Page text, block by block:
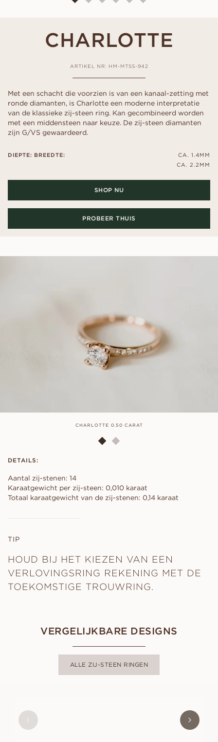
CHARLOTTE
ARTIKEL NR: HM-MTSS-942
Met een schacht die voorzien is van een kanaal-zetting met
ronde diamanten, is Charlotte een moderne interpretatie
van de klassieke zij-steen ring. Kan gecombineerd worden
met een middensteen naar keuze. De zij-steen diamanten
zijn G/VS gewaardeerd.
DIEPTE: BREEDTE:
CA. 1.4MM
CA. 2.2MM
SHOP NU
PROBEER THUIS
CHARLOTTE 0.50 CARAT
DETAILS:
Aantal zij-stenen: 14
Karaatgewicht per zij-steen: 0,010 karaat
Totaal karaatgewicht van de zij-stenen: 0,14 karaat
TIP
HOUD BIJ HET KIEZEN VAN EEN
VERLOVINGSRING REKENING MET DE
TOEKOMSTIGE TROUWRING.
VERGELIJKBARE DESIGNS
ALLE ZIJ-STEEN RINGEN